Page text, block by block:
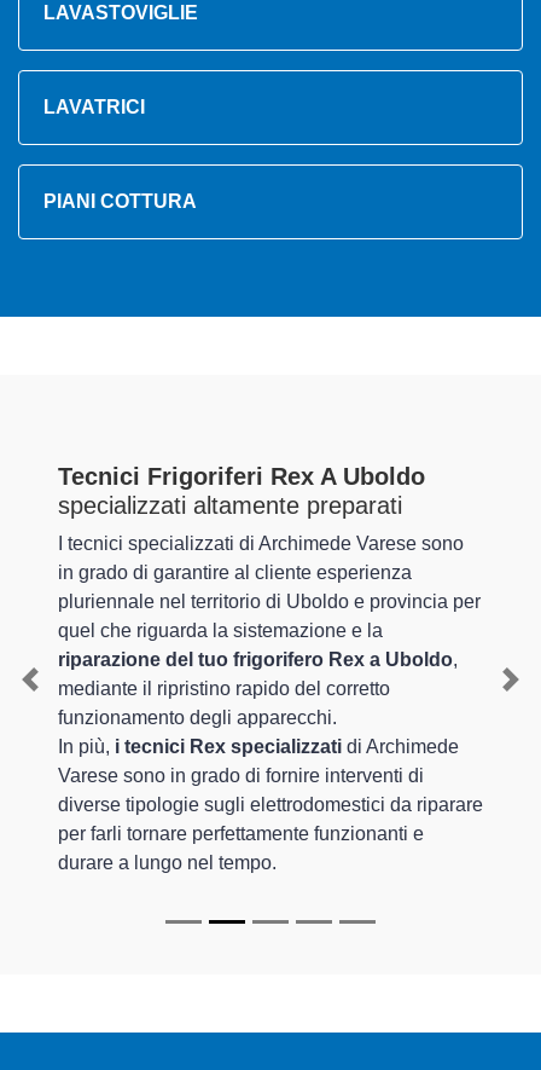
LAVASTOVIGLIE
LAVATRICI
PIANI COTTURA
Tecnici Frigoriferi Rex A Uboldo
specializzati altamente preparati
I tecnici specializzati di Archimede Varese sono
in grado di garantire al cliente esperienza
pluriennale nel territorio di Uboldo e provincia per
quel che riguarda la sistemazione e la
riparazione del tuo frigorifero Rex a Uboldo,
mediante il ripristino rapido del corretto
funzionamento degli apparecchi.
In più, i tecnici Rex specializzati di Archimede
Varese sono in grado di fornire interventi di
diverse tipologie sugli elettrodomestici da riparare
per farli tornare perfettamente funzionanti e
durare a lungo nel tempo.
Previous